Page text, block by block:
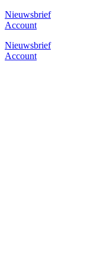
Nieuwsbrief
Account
Nieuwsbrief
Account